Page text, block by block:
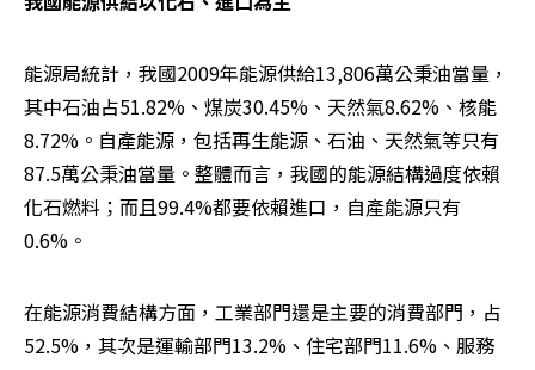
能源局統計，我國2009年能源供給13,806萬公秉油當量，
其中石油占51.82%、煤炭30.45%、天然氣8.62%、核能
8.72%。自產能源，包括再生能源、石油、天然氣等只有
87.5萬公秉油當量。整體而言，我國的能源結構過度依賴
化石燃料；而且99.4%都要依賴進口，自產能源只有
0.6%。
在能源消費結構方面，工業部門還是主要的消費部門，占
52.5%，其次是運輸部門13.2%、住宅部門11.6%、服務